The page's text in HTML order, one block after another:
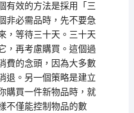
有效的方法是採用「三
非必需品時，先不要急
，等待三十天。三十天
，再考慮購買。這個過
費的念頭，因為大多數
退。另一個策略是建立
購買一件新物品時，就
不僅能控制物品的數